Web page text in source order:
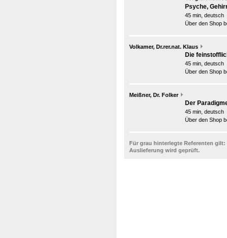
Psyche,
45 min, deutsch
Über den Shop
Volkamer, Dr.rer.nat. Klaus
Die
45 min, deutsch
Über den Shop
Meißner, Dr. Folker
Der
45 min, deutsch
Über den Shop
Für grau hinterlegte Referenten gilt:
Auslieferung wird geprüft.